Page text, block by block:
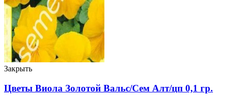
Закрыть
Цветы Виола Золотой Вальс/Сем Алт/цп 0,1 гр.